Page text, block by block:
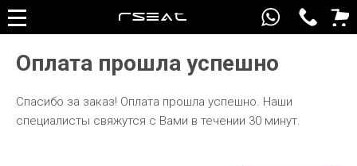
Оплата прошла успешно
Спасибо за заказ! Оплата прошла успешно. Наши
специалисты свяжутся с Вами в течении 30 минут.